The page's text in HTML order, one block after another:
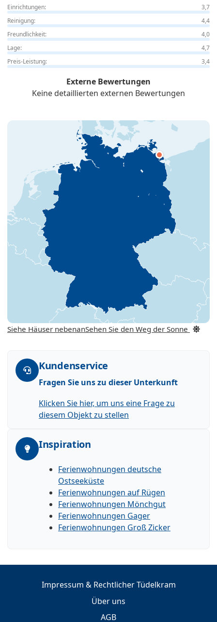
Einrichtungen:
3,7
Reinigung:
4,4
Freundlichkeit:
4,0
Lage:
4,7
Preis-Leistung:
3,4
Externe Bewertungen
Keine detaillierten externen Bewertungen
Siehe Häuser nebenanSehen Sie den Weg der Sonne
Kundenservice
Fragen Sie uns zu dieser Unterkunft
Klicken Sie hier, um uns eine Frage zu
diesem Objekt zu stellen
Inspiration
Ferienwohnungen deutsche
Ostseeküste
Ferienwohnungen auf Rügen
Ferienwohnungen Mönchgut
Ferienwohnungen Gager
Ferienwohnungen Groß Zicker
Impressum & Rechtlicher Tüdelkram
Über uns
AGB